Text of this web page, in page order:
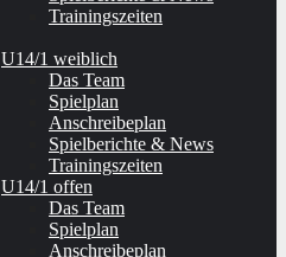
Trainingszeiten
U14/1 weiblich
Das Team
Spielplan
Anschreibeplan
Spielberichte & News
Trainingszeiten
U14/1 offen
Das Team
Spielplan
Anschreibeplan